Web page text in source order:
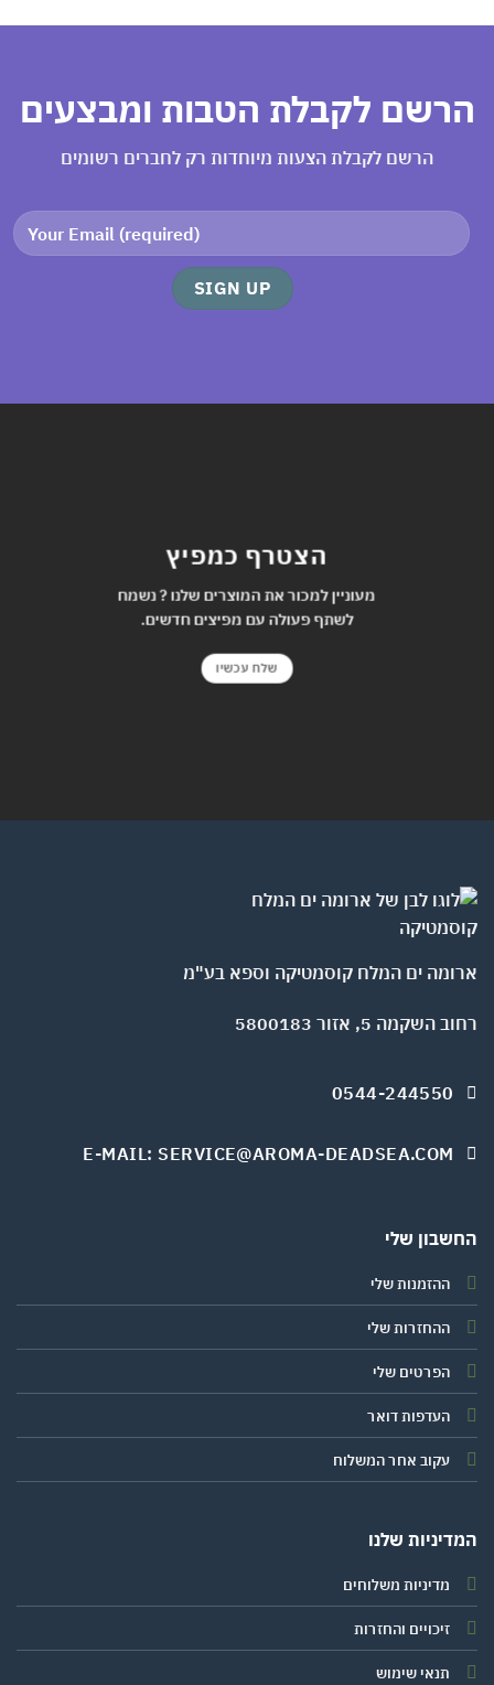
לקבלת הטבות ומבצעים
הרשם לקבלת הצעות מיוחדות רק לחברים רשומים
הצטרף כמפיץ
מעוניין למכור את המוצרים שלנו ? נשמח
לשתף פעולה עם מפיצים חדשים.
שלח עכשיו
ים המלח קוסמטיקה וספא בע"מ
5, אזור 5800183
0544-244550
E-MAIL: SERVICE@AROMA-DEADSEA.COM
שלי
ההזמנות שלי
ההחזרות שלי
הפרטים שלי
העדפות דואר
עקוב אחר המשלוח
שלנו
מדיניות משלוחים
זיכויים והחזרות
תנאי שימוש